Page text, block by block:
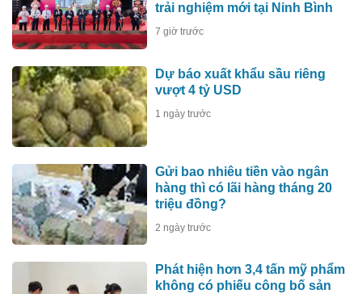
trải nghiệm mới tại Ninh Bình
7 giờ trước
Dự báo xuất khẩu sầu riêng
vượt 4 tỷ USD
1 ngày trước
Gửi bao nhiêu tiền vào ngân
hàng thì có lãi hàng tháng 20
triệu đồng?
2 ngày trước
Phát hiện hơn 3,4 tấn mỹ phẩm
không có phiếu công bố sản